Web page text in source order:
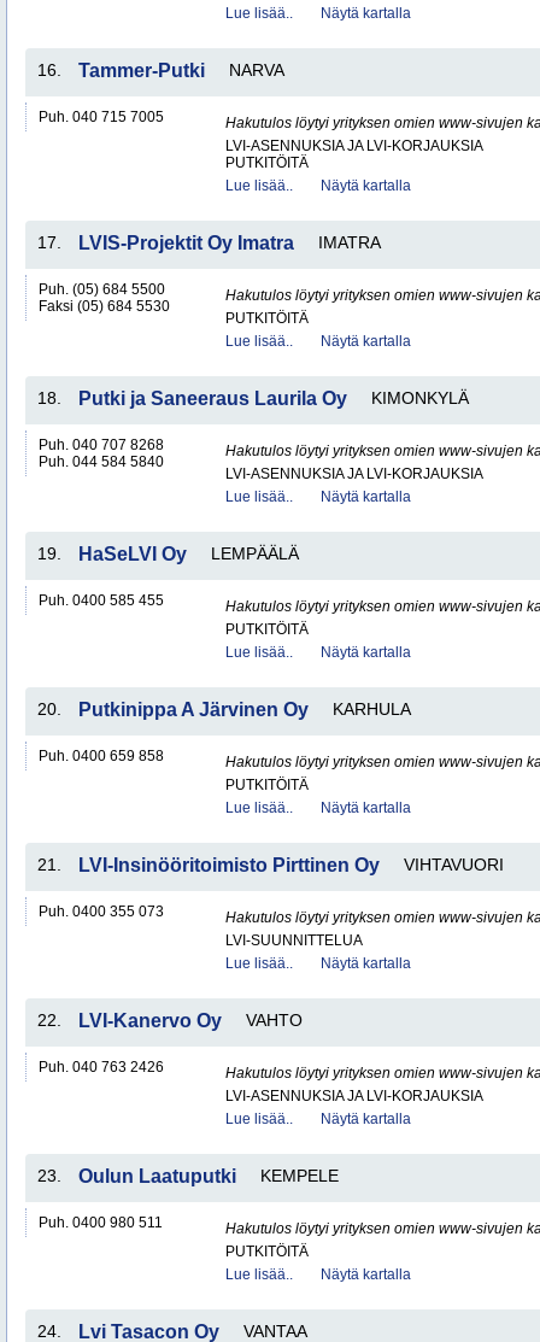
Lue lisää..
Näytä kartalla
16. Tammer-Putki NARVA
Puh. 040 715 7005
Hakutulos löytyi yrityksen omien www-sivujen
LVI-ASENNUKSIA JA LVI-KORJAUKSIA
PUTKITÖITÄ
Lue lisää..
Näytä kartalla
17. LVIS-Projektit Oy Imatra IMATRA
Puh. (05) 684 5500
Faksi (05) 684 5530
Hakutulos löytyi yrityksen omien www-sivujen
PUTKITÖITÄ
Lue lisää..
Näytä kartalla
18. Putki ja Saneeraus Laurila Oy KIMONKYLÄ
Puh. 040 707 8268
Puh. 044 584 5840
Hakutulos löytyi yrityksen omien www-sivujen
LVI-ASENNUKSIA JA LVI-KORJAUKSIA
Lue lisää..
Näytä kartalla
19. HaSeLVI Oy LEMPÄÄLÄ
Puh. 0400 585 455
Hakutulos löytyi yrityksen omien www-sivujen
PUTKITÖITÄ
Lue lisää..
Näytä kartalla
20. Putkinippa A Järvinen Oy KARHULA
Puh. 0400 659 858
Hakutulos löytyi yrityksen omien www-sivujen
PUTKITÖITÄ
Lue lisää..
Näytä kartalla
21. LVI-Insinööritoimisto Pirttinen Oy VIHTAVUORI
Puh. 0400 355 073
Hakutulos löytyi yrityksen omien www-sivujen
LVI-SUUNNITTELUA
Lue lisää..
Näytä kartalla
22. LVI-Kanervo Oy VAHTO
Puh. 040 763 2426
Hakutulos löytyi yrityksen omien www-sivujen
LVI-ASENNUKSIA JA LVI-KORJAUKSIA
Lue lisää..
Näytä kartalla
23. Oulun Laatuputki KEMPELE
Puh. 0400 980 511
Hakutulos löytyi yrityksen omien www-sivujen
PUTKITÖITÄ
Lue lisää..
Näytä kartalla
24. Lvi Tasacon Oy VANTAA